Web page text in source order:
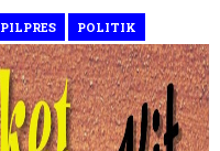
PILPRES POLITIK